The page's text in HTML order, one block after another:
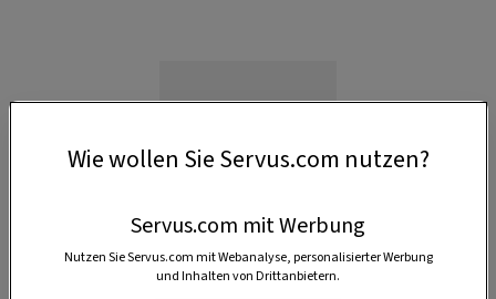
Wie wollen Sie Servus.com nutzen?
Servus.com mit Werbung
Nutzen Sie Servus.com mit Webanalyse, personalisierter Werbung
und Inhalten von Drittanbietern.